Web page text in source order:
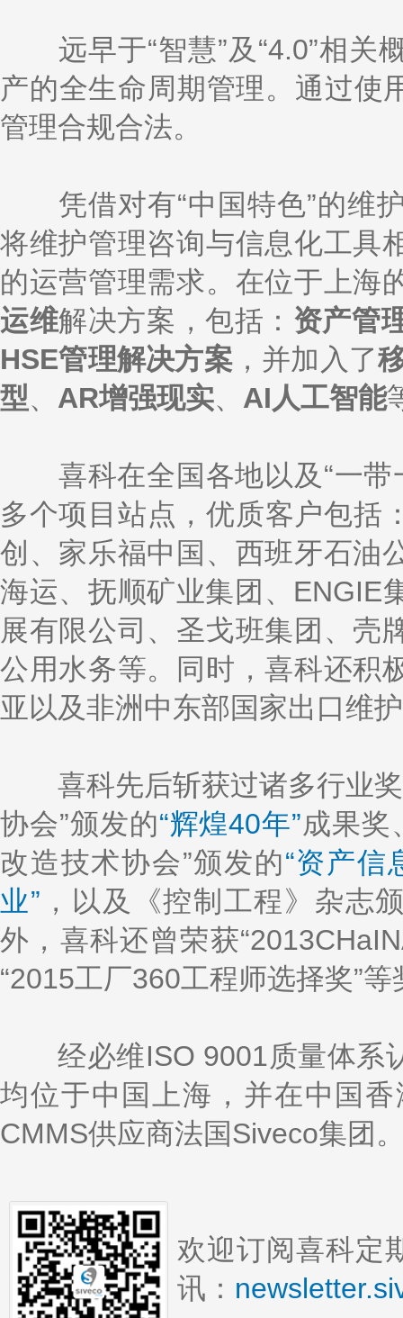
远早于“智慧”及“4.0”相关
产的全生命周期管理。通过使
管理合规合法。
凭借对有“中国特色”的维
将维护管理咨询与信息化工具
的运营管理需求。在位于上海
运维解决方案，包括： 资产管
HSE管理解决方案，并加入了
型、 AR增强现实、 AI人工智能
喜科在全国各地以及“一带
多个项目站点，优质客户包括
创、家乐福中国、西班牙石油
海运、抚顺矿业集团、ENGIE
展有限公司、圣戈班集团、壳
公用水务等。同时，喜科还积
亚以及非洲中东部国家出口维
喜科先后斩获过诸多行业奖
协会”颁发的“辉煌40年”成果奖
改造技术协会”颁发的“资产信
业” ，以及《控制工程》杂志
外，喜科还曾荣获
“2015工厂360工程师选择奖”等
经必维ISO 9001质量体系
均位于中国上海，并在中国
CMMS供应商法国Siveco集团
欢迎订阅喜科定
讯：